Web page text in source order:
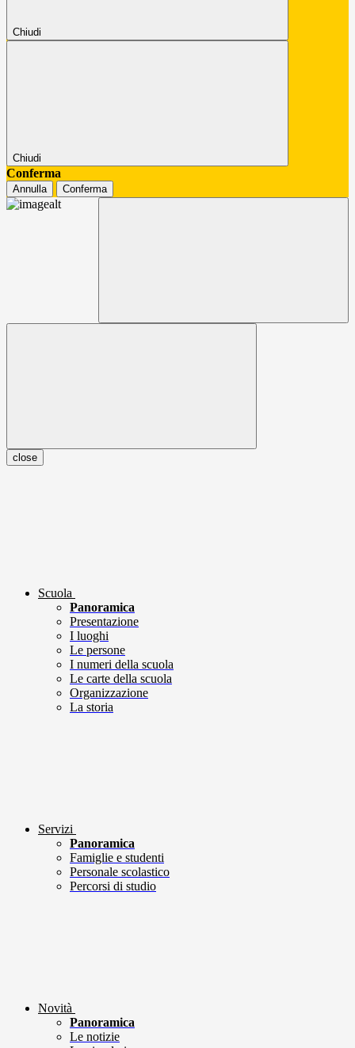
Chiudi
Chiudi
Conferma
Annulla Conferma
close
Scuola
Panoramica
Presentazione
I luoghi
Le persone
I numeri della scuola
Le carte della scuola
Organizzazione
La storia
Servizi
Panoramica
Famiglie e studenti
Personale scolastico
Percorsi di studio
Novità
Panoramica
Le notizie